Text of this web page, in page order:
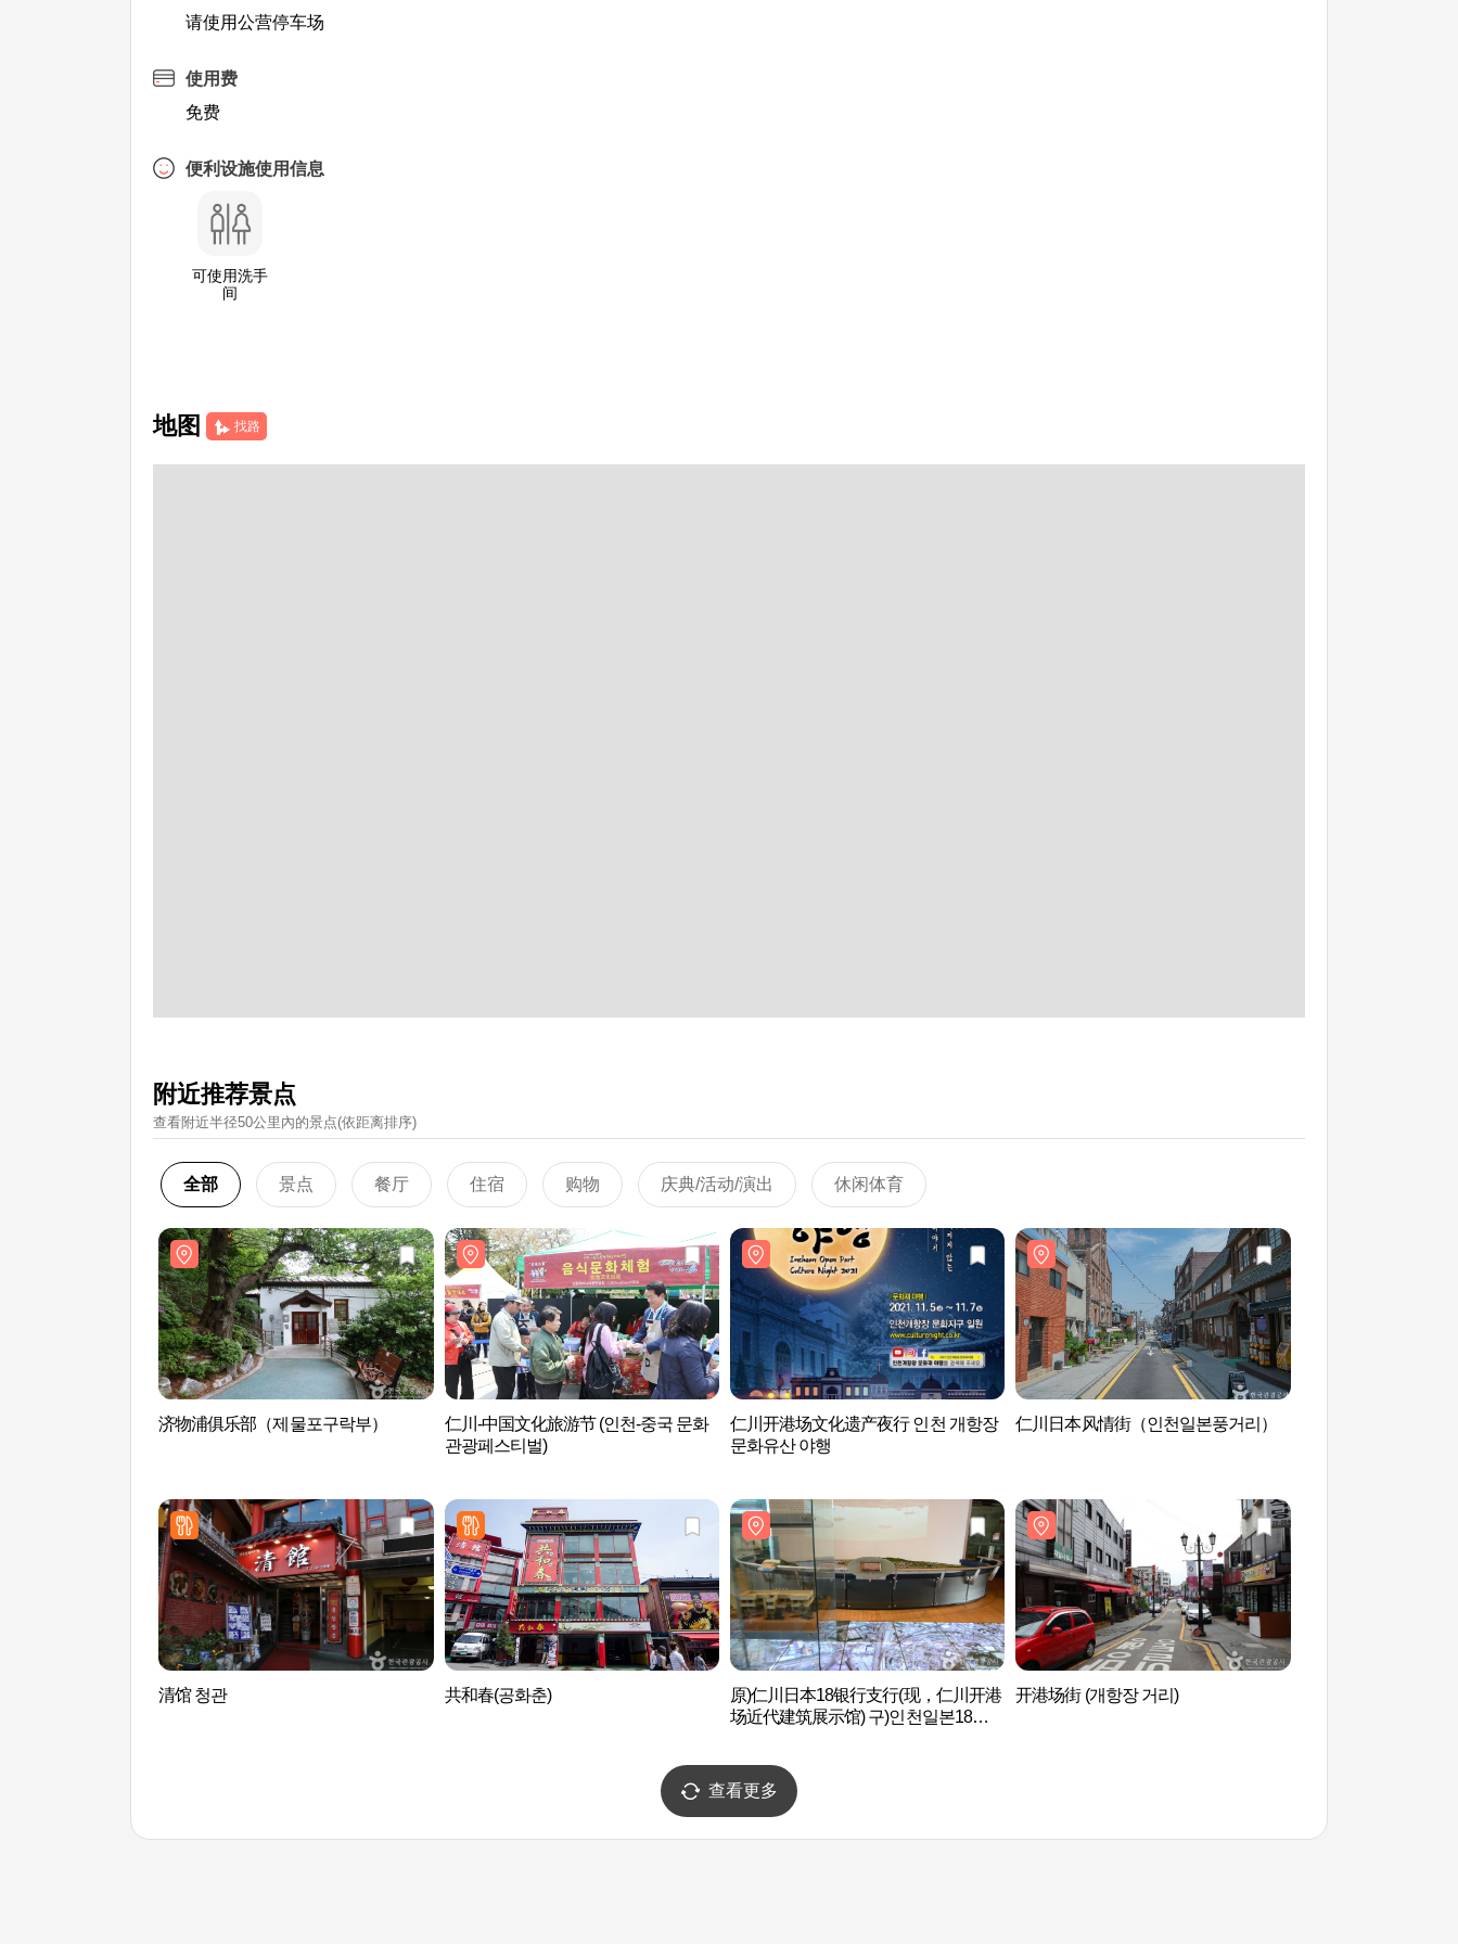
请使用公营停车场
使用费
免费
便利设施使用信息
可使用洗手
间
地图 找路
附近推荐景点
查看附近半径50公里內的景点(依距离排序)
全部 景点 餐厅 住宿 购物 庆典/活动/演出 休闲体育
济物浦俱乐部（제물포구락부）
仁川-中国文化旅游节 (인천-중국 문화
관광페스티벌)
仁川开港场文化遗产夜行 인천 개항장
문화유산 야행
仁川日本风情街（인천일본풍거리）
清馆 청관 共和春(공화춘)
原)仁川日本18银行支行(现，仁川开港
场近代建筑展示馆) 구)인천일본18은행
开港场街 (개항장 거리)
查看更多